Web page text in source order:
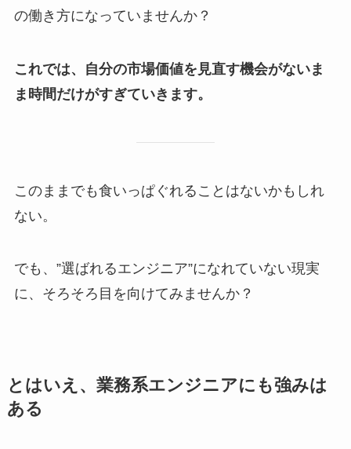
の働き方になっていませんか？
これでは、自分の市場価値を見直す機会がないま
ま時間だけがすぎていきます。
このままでも食いっぱぐれることはないかもしれ
ない。
でも、”選ばれるエンジニア”になれていない現実
に、そろそろ目を向けてみませんか？
とはいえ、業務系エンジニアにも強みは
ある